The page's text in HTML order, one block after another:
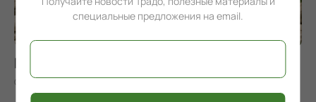
Глюгард
Оздоровление поджелудочной железы, коррекция нарушений
углеводного обмена.
специальные предложения на email.